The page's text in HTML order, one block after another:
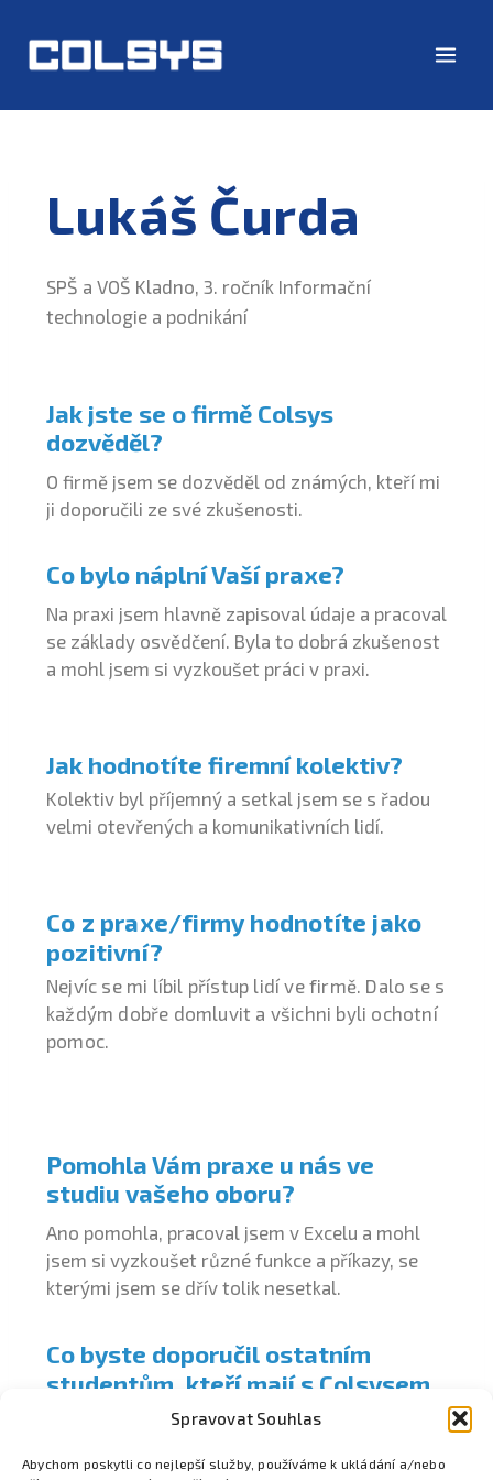
Spravovat Souhlas
Abychom poskytli co nejlepší služby, používáme k ukládání a/nebo
Lukáš Čurda
SPŠ a VOŠ Kladno, 3. ročník Informační
technologie a podnikání
Jak jste se o firmě Colsys
dozvěděl?
O firmě jsem se dozvěděl od známých, kteří mi
ji doporučili ze své zkušenosti.
Co bylo náplní Vaší praxe?
Na praxi jsem hlavně zapisoval údaje a pracoval
se základy osvědčení. Byla to dobrá zkušenost
a mohl jsem si vyzkoušet práci v praxi.
Jak hodnotíte firemní kolektiv?
Kolektiv byl příjemný a setkal jsem se s řadou
velmi otevřených a komunikativních lidí.
Co z praxe/firmy hodnotíte jako
pozitivní?
Nejvíc se mi líbil přístup lidí ve firmě. Dalo se s
každým dobře domluvit a všichni byli ochotní
pomoc.
Pomohla Vám praxe u nás ve
studiu vašeho oboru?
Ano pomohla, pracoval jsem v Excelu a mohl
jsem si vyzkoušet různé funkce a příkazy, se
kterými jsem se dřív tolik nesetkal.
Co byste doporučil ostatním
studentům, kteří mají s Colsysem
zájem spolupracovat?
začátku stres, rychle si zvykne a získá nové